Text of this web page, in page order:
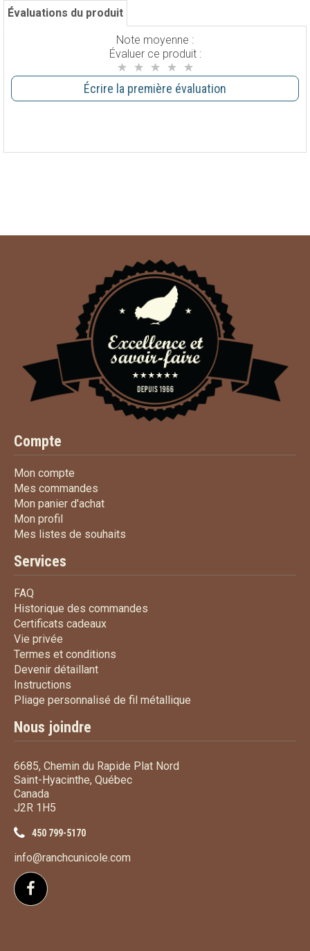
Évaluations du produit
Note moyenne :
Évaluer ce produit :
Écrire la première évaluation
Compte
Mon compte
Mes commandes
Mon panier d'achatMon panier d'achat
Mon profil
Mes listes de souhaits
Services
FAQ
Historique des commandes
Certificats cadeauxCertificats cadeaux
Vie privée
Termes et conditions
Devenir détaillantDevenir détaillant
Instructions
Pliage personnalisé de fil métallique
Nous joindre
6685, Chemin du Rapide Plat Nord
Saint-Hyacinthe, Québec
Canada
J2R 1H5
450 799-5170
info@ranchcunicole.com
Suivez-nous sur Facebook